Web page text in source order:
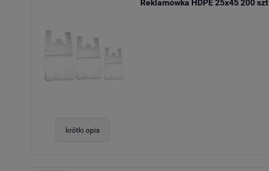
Reklamówka HDPE 25x45 200 szt
krótki opis